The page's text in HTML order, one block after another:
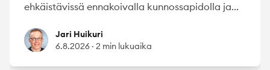
ehkäistävissä ennakoivalla kunnossapidolla ja...
Jari HuikuriJari Huikuri
6.8.2026 · 2 min lukuaika